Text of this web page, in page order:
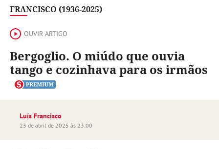
FRANCISCO (1936-2025)
OUVIR ARTIGO
Bergoglio. O miúdo que ouvia
tango e cozinhava para os irmãos
Luís Francisco
23 de abril de 2025 às 23:00